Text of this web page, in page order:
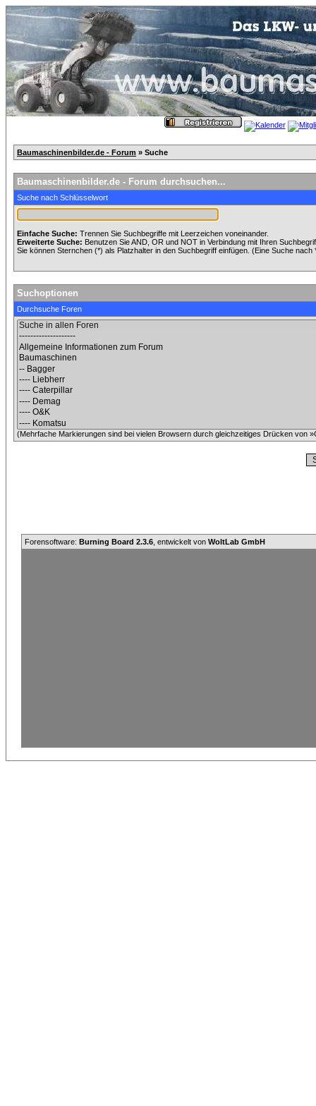
Baumaschinenbilder.de - Forum » Suche
Baumaschinenbilder.de - Forum durchsuchen...
Suche nach Schlüsselwort
Einfache Suche: Trennen Sie Suchbegriffe mit Leerzeichen voneinander.
Erweiterte Suche: Benutzen Sie AND, OR und NOT in Verbindung mit Ihren
Sie können Sternchen (*) als Platzhalter in den Suchbegriff einfügen. (Eine Suche
Suchoptionen
Durchsuche Foren
(Mehrfache Markierungen sind bei vielen Browsern durch gleichzeitiges Drücken von
Forensoftware: Burning Board 2.3.6 , entwickelt von WoltLab GmbH